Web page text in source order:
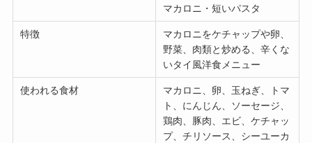
マカロニ・短いパスタ
特徴
マカロニをケチャップや卵、
野菜、肉類と炒める、辛くな
いタイ風洋食メニュー
使われる食材
マカロニ、卵、玉ねぎ、トマ
ト、にんじん、ソーセージ、
鶏肉、豚肉、エビ、ケチャッ
プ、チリソース、シーユーカ